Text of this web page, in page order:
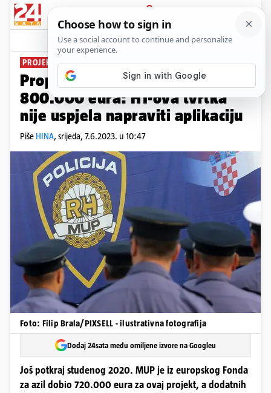
PRIJAVA
News Komentari
PROJEKT 'RECORD'
Propao je MUP-ov projekt od
800.000 eura: HT-ova tvrtka
nije uspjela napraviti aplikaciju
Piše HINA, srijeda, 7.6.2023. u 10:47
Foto: Filip Brala/PIXSELL - ilustrativna fotografija
Dodaj 24sata među omiljene izvore na Googleu
Još potkraj studenog 2020. MUP je iz europskog Fonda
za azil dobio 720.000 eura za ovaj projekt, a dodatnih